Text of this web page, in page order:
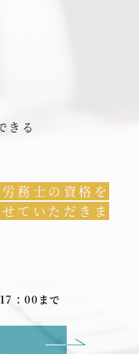
きる
務士の資格を
ていただきま
：00まで